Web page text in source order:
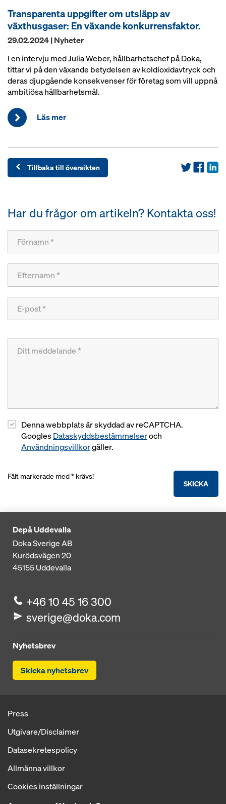
Transparenta uppgifter om utsläpp av
växthusgaser: En växande konkurrensfaktor.
29.02.2024 | Nyheter
I en intervju med Julia Weber, hållbarhetschef på Doka,
tittar vi på den växande betydelsen av koldioxidavtryck och
deras djupgående konsekvenser för företag som vill uppnå
ambitiösa hållbarhetsmål.
Läs mer
Tillbaka till översikten
Har du frågor om artikeln? Kontakta oss!
Denna webbplats är skyddad av reCAPTCHA.
GooglesDataskyddsbestämmelseroch
Användningsvillkorgäller.
SKICKA
Fält markerade med * krävs!
Depå Uddevalla
Doka Sverige AB
Kurödsvägen 20
45155Uddevalla
+46 10 45 16 300
sverige@doka.com
Nyhetsbrev
Skicka nyhetsbrev
Press
Utgivare/Disclaimer
Datasekretespolicy
Allmänna villkor
Cookies inställningar